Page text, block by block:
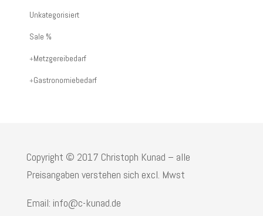
Artikelnummer
oder
Unkategorisiert
Sale %
Metzgereibedarf
Gastronomiebedarf
Copyright © 2017 Christoph Kunad – alle
Preisangaben verstehen sich excl. Mwst
Email: info@c-kunad.de